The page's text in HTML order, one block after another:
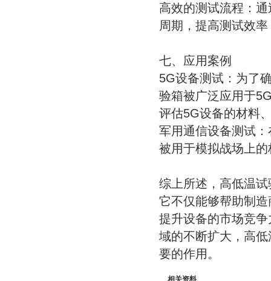
高效的测试流程：
周期，提高测试效
七、应用案例
5G设备测试：为了
验箱被广泛应用于
评估5G设备的材料
军用通信设备测试
被用于模拟战场上
综上所述，高低温
它不仅能够帮助制
提升设备的市场竞
域的不断扩大，高
要的作用。
相关资料